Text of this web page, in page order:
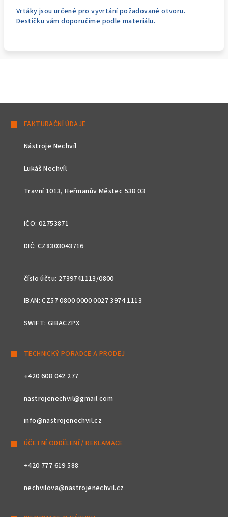
Vrtáky jsou určené pro vyvrtání požadované otvoru.
Destičku vám doporučíme podle materiálu.
FAKTURAČNÍ ÚDAJE
Nástroje Nechvíl
Lukáš Nechvíl
Travní 1013, Heřmanův Městec 538 03
IČO: 02753871
DIČ: CZ8303043716
číslo účtu: 2739741113/0800
IBAN: CZ57 0800 0000 0027 3974 1113
SWIFT: GIBACZPX
TECHNICKÝ PORADCE A PRODEJ
+420 608 042 277
nastrojenechvil@gmail.com
info@nastrojenechvil.cz
ÚČETNÍ ODDĚLENÍ / REKLAMACE
+420 777 619 588
nechvilova@nastrojenechvil.cz